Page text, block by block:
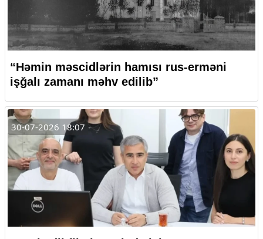
“Həmin məscidlərin hamısı rus-erməni
işğalı zamanı məhv edilib”
30-07-2026 18:07